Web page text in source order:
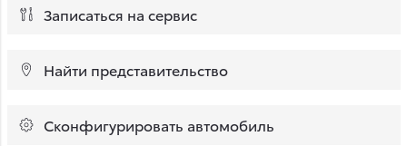
Записаться на сервис
Найти представительство
Сконфигурировать автомобиль